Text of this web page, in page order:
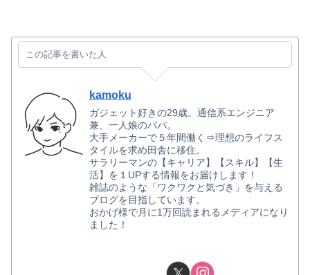
この記事を書いた人
kamoku
ガジェット好きの29歳。通信系エンジニア
兼、一人娘のパパ。
大手メーカーで５年間働く⇒理想のライフス
タイルを求め田舎に移住。
サラリーマンの【キャリア】【スキル】【生
活】を１UPする情報をお届けします！
雑誌のような「ワクワクと気づき」を与える
ブログを目指しています。
おかげ様で月に1万回読まれるメディアになり
ました！